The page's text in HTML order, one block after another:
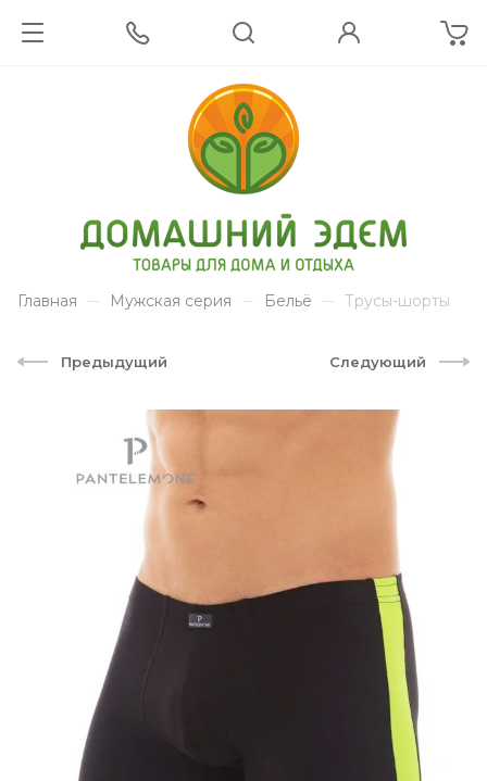
Главная Мужская серия Бельё Трусы-шорты
Предыдущий Следующий